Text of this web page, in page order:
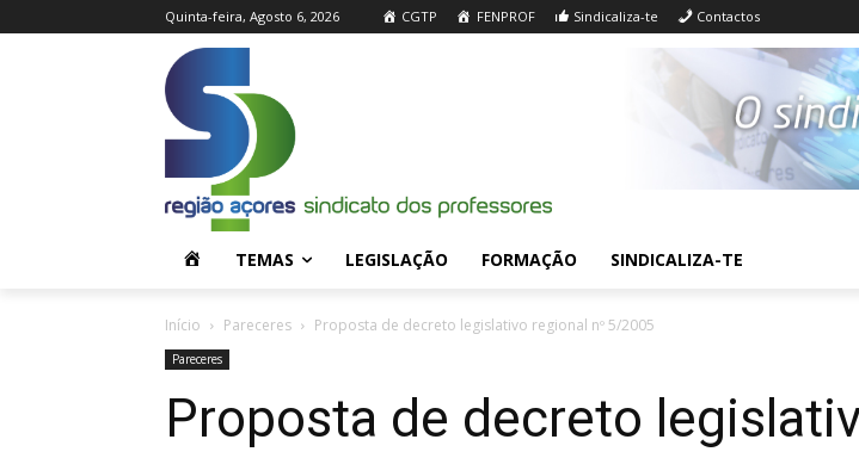
Quinta-feira, Agosto 6, 2026 CGTP FENPROF Sindicaliza-te Contactos
M
TEMAS LEGISLAÇÃO FORMAÇÃO SINDICALIZA-TE
Início Pareceres Proposta de decreto legislativo regional nº 5/2005
Pareceres
Proposta de decreto